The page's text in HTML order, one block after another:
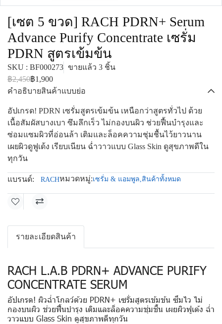
[เซต 5 ขวด] RACH PDRN+ Serum
Advance Purify Concentrate เซรั่ม
PDRN สูตรเข้มข้น
SKU : BF000273 ขายแล้ว 3 ชิ้น
฿2,450฿1,900
คำอธิบายสินค้าแบบย่อ
อัปเกรด! PDRN เซรั่มสูตรเข้มข้น เหนือกว่าสูตรทั่วไป ด้วย
เนื้อสัมผัสบางเบา ซึมลึกเร็ว ไม่กองบนผิว ช่วยฟื้นบำรุงและ
ซ่อมแซมผิวที่อ่อนล้า เติมและล็อคความชุ่มชื้นไว้ยาวนาน
เผยผิวดูฟูเด้ง เรียบเนียน ฉ่ำวาวแบบ Glass Skin ดูสุขภาพดีใน
ทุกวัน
แบรนด์: RACHหมวดหมู่:เซรั่ม & แอมพูล,สินค้าทั้งหมด
รายละเอียดสินค้า
RACH L.A.B PDRN+ ADVANCE PURIFY
CONCENTRATE SERUM
อัปเกรด! ผิวฉ่ำโกลว์ด้วย PDRN+ เซรั่มสูตรเข้มข้น ซึมไว ไม่
กองบนผิว ช่วยฟื้นบำรุง เติมและล็อคความชุ่มชื้น เผยผิวฟูเด้ง ฉ่ำ
วาวแบบ Glass Skin ดูสุขภาพดีทุกวัน